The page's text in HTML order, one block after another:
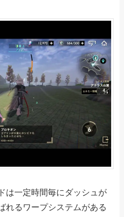
は一定時間毎にダッシュが
れるワープシステムがある